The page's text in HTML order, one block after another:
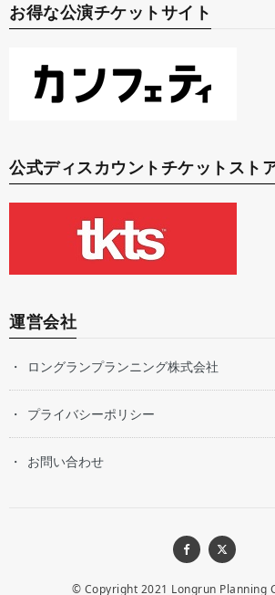
お得な公演チケットサイト
公式ディスカウントチケットスト
運営会社
ロングランプランニング株式会社
プライバシーポリシー
お問い合わせ
© Copyright 2021 Longrun Planning